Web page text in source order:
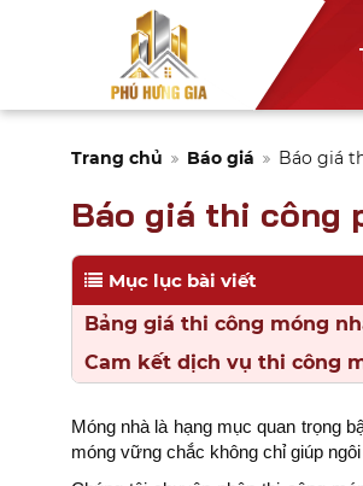
Trang chủ Báo giá Báo giá
Báo giá thi công
Mục lục bài viết
Bảng giá thi công móng
Cam kết dịch vụ thi công
Móng nhà là hạng mục quan trọng
móng vững chắc không chỉ giúp